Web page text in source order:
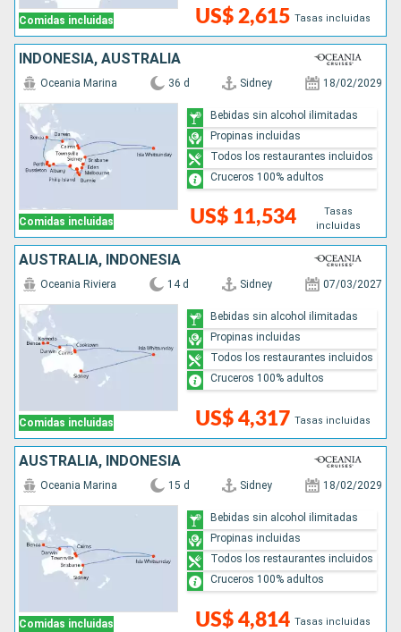
Comidas incluidas US$ 2,615 Tasas incluidas
INDONESIA, AUSTRALIA
Comidas incluidas
Oceania Marina 36 d Sidney 18/02/2029
US$ 11,534
Tasas
incluidas
Bebidas sin alcohol ilimitadas
Propinas incluidas
Todos los restaurantes incluidos
Cruceros 100% adultos
AUSTRALIA, INDONESIA
Comidas incluidas
Oceania Riviera 14 d Sidney 07/03/2027
US$ 4,317 Tasas incluidas
Bebidas sin alcohol ilimitadas
Propinas incluidas
Todos los restaurantes incluidos
Cruceros 100% adultos
AUSTRALIA, INDONESIA
Comidas incluidas
Oceania Marina 15 d Sidney 18/02/2029
US$ 4,814 Tasas incluidas
Bebidas sin alcohol ilimitadas
Propinas incluidas
Todos los restaurantes incluidos
Cruceros 100% adultos